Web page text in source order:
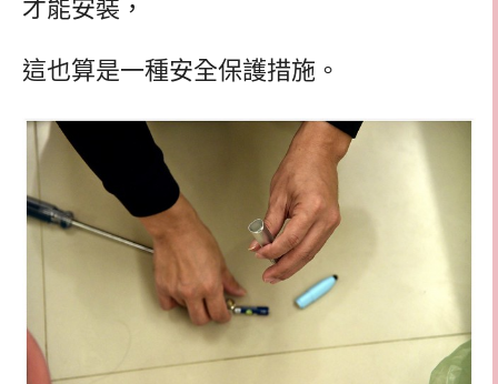
才能安裝，
這也算是一種安全保護措施。